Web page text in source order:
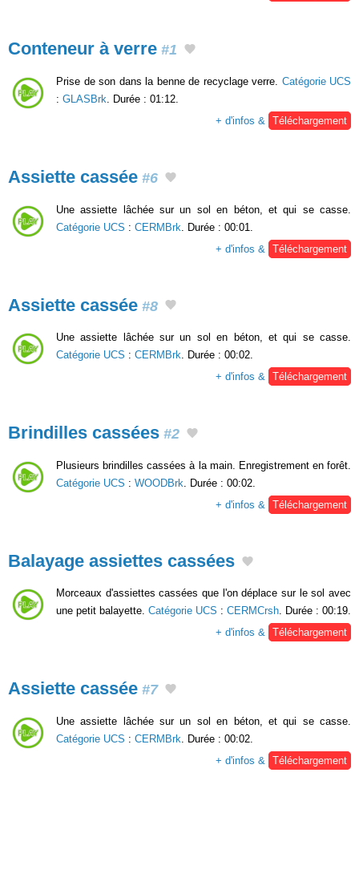
Conteneur à verre #1
Prise de son dans la benne de recyclage verre. Catégorie UCS
: GLASBrk . Durée : 01:12.
+ d'infos &
Téléchargement
Assiette cassée #6
Une assiette lâchée sur un sol en béton, et qui se casse.
Catégorie UCS : CERMBrk . Durée : 00:01.
+ d'infos &
Téléchargement
Assiette cassée #8
Une assiette lâchée sur un sol en béton, et qui se casse.
Catégorie UCS : CERMBrk. Durée : 00:02.
+ d'infos & Téléchargement
Brindilles cassées #2
Plusieurs brindilles cassées à la main. Enregistrement en forêt.
Catégorie UCS : WOODBrk . Durée : 00:02.
+ d'infos &
Téléchargement
Balayage assiettes cassées
Morceaux d'assiettes cassées que l'on déplace sur le sol avec
une petit balayette. Catégorie UCS : CERMCrsh. Durée : 00:19.
+ d'infos & Téléchargement
Assiette cassée #7
Une assiette lâchée sur un sol en béton, et qui se casse.
Catégorie UCS : CERMBrk. Durée : 00:02.
+ d'infos & Téléchargement